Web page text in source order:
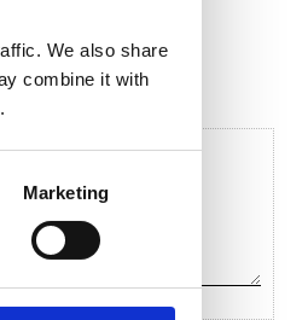
We also share
combine it with
Marketing